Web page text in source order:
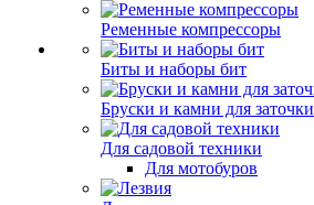
Ременные компрессоры
Биты и наборы бит
Бруски и камни для заточки
Для садовой техники
Для мотобуров